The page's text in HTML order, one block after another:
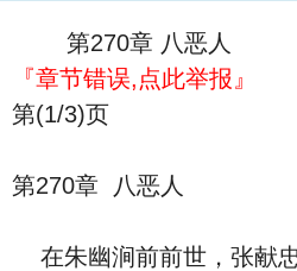
第270章 八恶人
『章节错误,点此举报』
第(1/3)页
第270章 八恶人
在朱幽涧前前世，张献